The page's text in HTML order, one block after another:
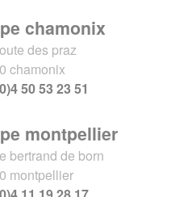
chamonix
des praz
chamonix
50 53 23 51
montpellier
bertrand de born
montpellier